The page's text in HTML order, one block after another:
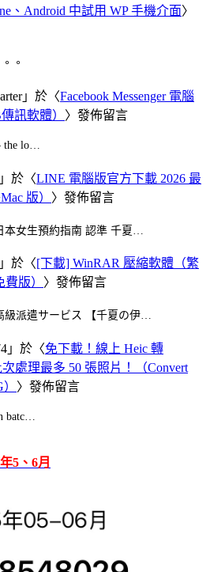
、Android 中試用 WP 手機介面〉
。
」於〈Facebook Messenger 電腦
訊軟體） 〉發佈留言
the lo…
」於〈LINE 電腦版官方下載 2026 最
版） 〉發佈留言
本女生預約指南 認準 千夏…
」於〈[下載] WinRAR 壓縮軟體（繁
版） 〉發佈留言
級派遣サービス 【千夏の伊…
」於〈免下載！線上 Heic 轉
處理最多 50 張照片！（Convert
〉發佈留言
batc…
5、6月